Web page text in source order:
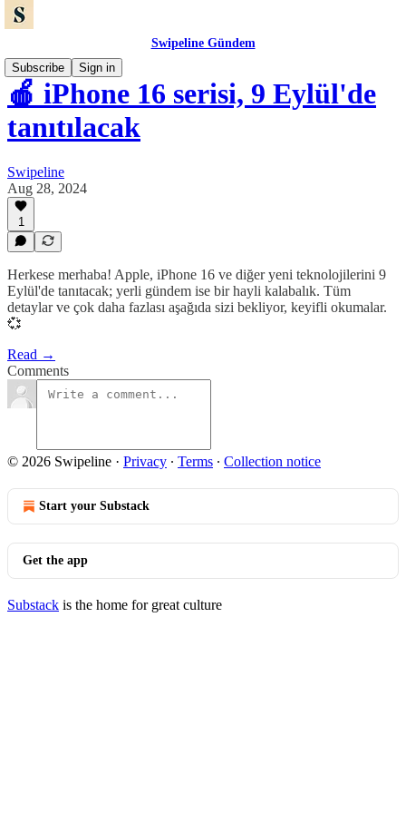
Swipeline Gündem
Subscribe
Sign in
🍎 iPhone 16 serisi, 9 Eylül'de
tanıtılacak
Swipeline
Aug 28, 2024
1
Herkese merhaba! Apple, iPhone 16 ve diğer yeni teknolojilerini 9
Eylül'de tanıtacak; yerli gündem ise bir hayli kalabalık. Tüm
detaylar ve çok daha fazlası aşağıda sizi bekliyor, keyifli okumalar.
💞
Read →
Comments
© 2026 Swipeline · Privacy ∙ Terms ∙ Collection notice
Start your Substack
Get the app
Substack is the home for great culture